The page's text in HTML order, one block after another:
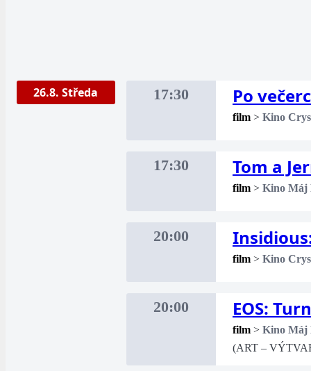
26.8. Středa 17:30 Po
film > Kino
17:30 Tom a
film > Kino Máj
20:00
film > Kino
20:00 EOS:
film > Kino Máj
(ART –